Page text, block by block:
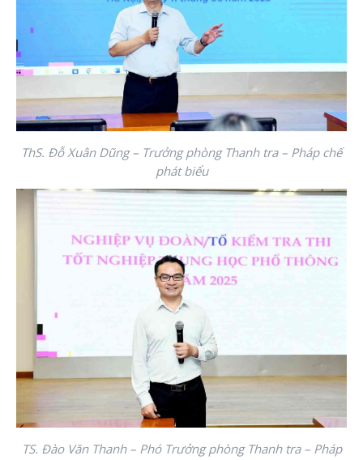
ThS. Đỗ Xuân Dũng – Trưởng phòng Thanh tra – Pháp chế
phát biểu
TS. Đào Văn Thanh – Phó Trưởng phòng Thanh tra – Pháp